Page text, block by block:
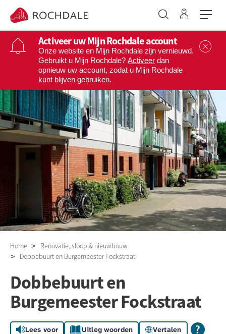
Naar hoofdinhoud
Naar hoofdnavigatiemenu
Naar zoeken
Naar de homepage Ga naar
Activeer uw Mijn Rochdale account
Onze website en Mijn Rochdale zijn vernieuwd.
Gebruikt u Mijn Rochdale? Activeer dan
opnieuw uw account, zodat u Mijn Rochdale
kunt blijven gebruiken.
Home
Renovatie, sloop & nieuwbouw
Dobbebuurt en Burgemeester Fockstraat
Dobbebuurt en
Burgemeester Fockstraat
Lees voor Uitleg woorden Vertalen